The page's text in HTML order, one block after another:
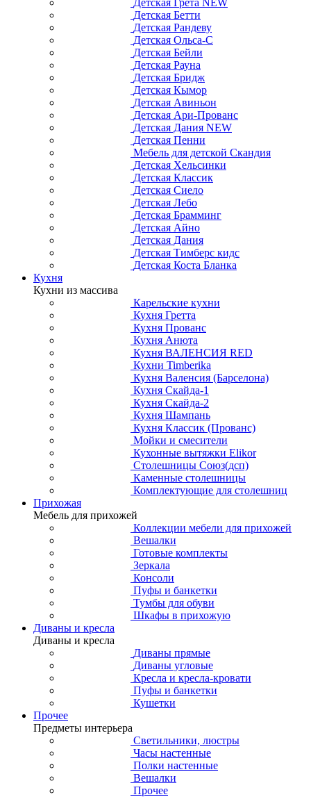
Детская Бетти
Детская Рандеву
Детская Ольса-С
Детская Бейли
Детская Рауна
Детская Бридж
Детская Кымор
Детская Авиньон
Детская Ари-Прованс
Детская Дания NEW
Детская Пенни
Мебель для детской Скандия
Детская Хельсинки
Детская Классик
Детская Сиело
Детская Лебо
Детская Брамминг
Детская Айно
Детская Дания
Детская Тимберс кидс
Детская Коста Бланка
Кухня
Кухни из массива
Карельские кухни
Кухня Гретта
Кухня Прованс
Кухня Анюта
Кухня ВАЛЕНСИЯ RED
Кухни Timberika
Кухня Валенсия (Барселона)
Кухня Скайда-1
Кухня Скайда-2
Кухня Шампань
Кухня Классик (Прованс)
Мойки и смесители
Кухонные вытяжки Elikor
Столешницы Союз(дсп)
Каменные столешницы
Комплектующие для столешниц
Прихожая
Мебель для прихожей
Коллекции мебели для прихожей
Вешалки
Готовые комплекты
Зеркала
Консоли
Пуфы и банкетки
Тумбы для обуви
Шкафы в прихожую
Диваны и кресла
Диваны и кресла
Диваны прямые
Диваны угловые
Кресла и кресла-кровати
Пуфы и банкетки
Кушетки
Прочее
Предметы интерьера
Светильники, люстры
Часы настенные
Полки настенные
Вешалки
Прочее